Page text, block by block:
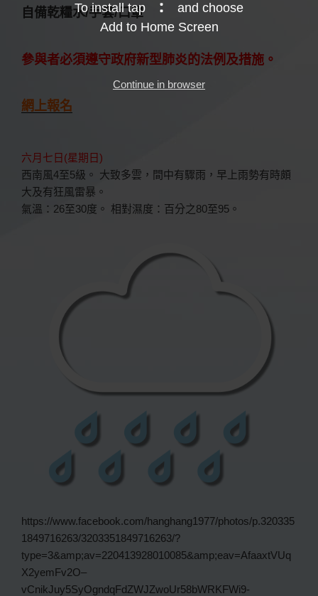
自備乾糧水/手套/口罩
參與者必須遵守政府新型肺炎的法例及措施。
網上報名
六月七日(星期日)
西南風4至5級。 大致多雲，間中有驟雨，早上雨勢有時頗
大及有狂風雷暴。
氣溫：26至30度。 相對濕度：百分之80至95。
https://www.facebook.com/hanghang1977/photos/p.320335
1849716263/3203351849716263/?
type=3&amp;av=220413928010085&amp;eav=AfaaxtVUq
X2yemFv2O–
vCnikJuy5SyOgndqFdZWJZwoUr58bWRKFWi9-
To install tap
and choose
Add to Home Screen
Continue in browser